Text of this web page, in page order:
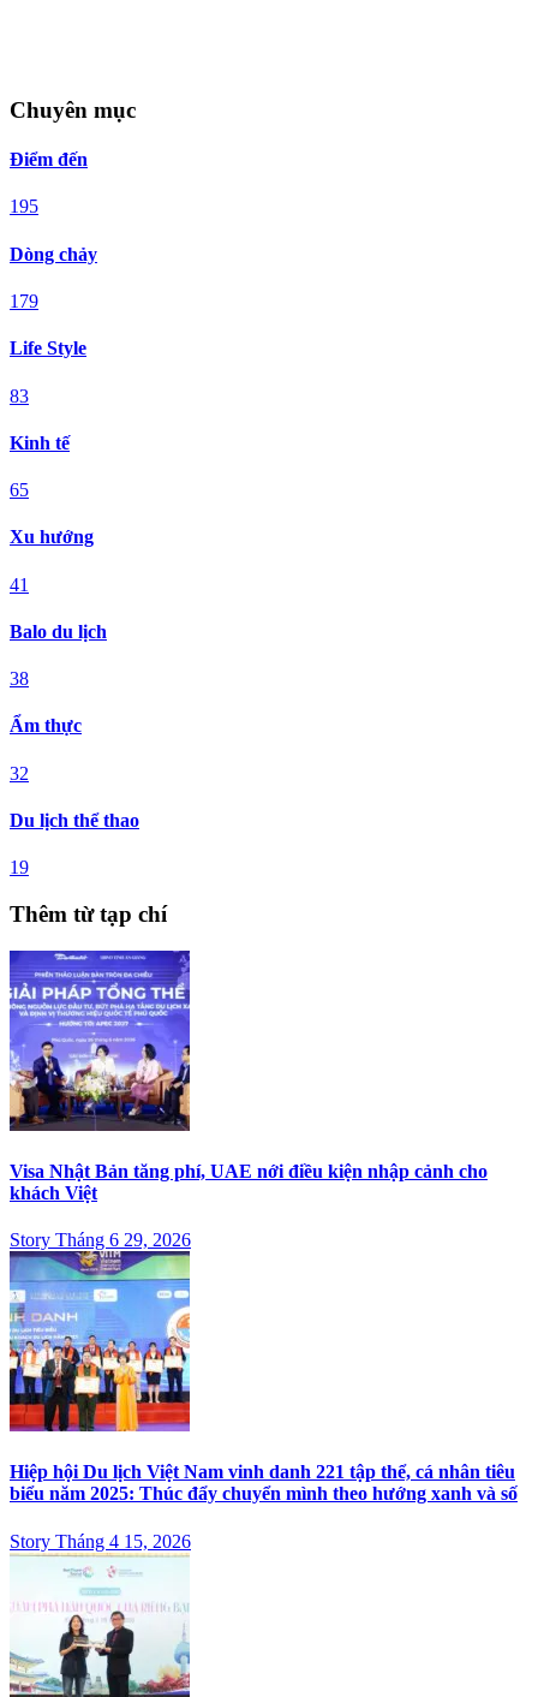
Chuyên mục
Điểm đến
195
Dòng chảy
179
Life Style
83
Kinh tế
65
Xu hướng
41
Balo du lịch
38
Ẩm thực
32
Du lịch thể thao
19
Thêm từ tạp chí
Visa Nhật Bản tăng phí, UAE nới điều kiện nhập cảnh cho
khách Việt
Story Tháng 6 29, 2026
Hiệp hội Du lịch Việt Nam vinh danh 221 tập thể, cá nhân tiêu
biểu năm 2025: Thúc đẩy chuyển mình theo hướng xanh và số
Story Tháng 4 15, 2026